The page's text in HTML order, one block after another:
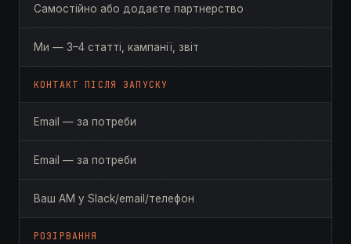
Самостійно або додаєте партнерство
Ми — 3–4 статті, кампанії, звіт
КОНТАКТ ПІСЛЯ ЗАПУСКУ
Email — за потреби
Email — за потреби
Ваш AM у Slack/email/телефон
РОЗІРВАННЯ